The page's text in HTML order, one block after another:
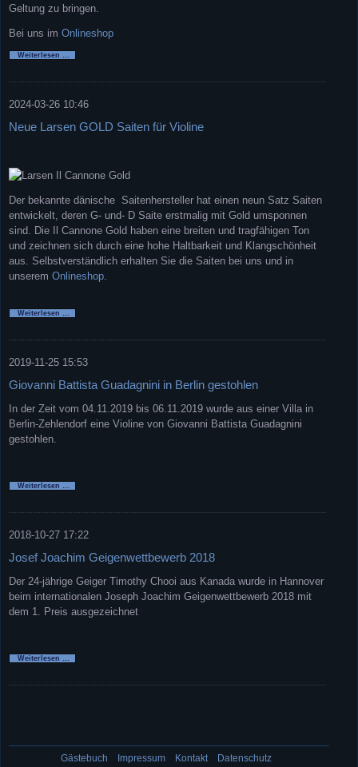
Geltung zu bringen.
Bei uns im Onlineshop
Weiterlesen …
2024-03-26 10:46
Neue Larsen GOLD Saiten für Violine
Der bekannte dänische Saitenhersteller hat einen neun Satz Saiten
entwickelt, deren G- und- D Saite erstmalig mit Gold umsponnen
sind. Die Il Cannone Gold haben eine breiten und tragfähigen Ton
und zeichnen sich durch eine hohe Haltbarkeit und Klangschönheit
aus. Selbstverständlich erhalten Sie die Saiten bei uns und in
unserem Onlineshop
Weiterlesen …
2019-11-25 15:53
Giovanni Battista Guadagnini in Berlin gestohlen
In der Zeit vom 04.11.2019 bis 06.11.2019 wurde aus einer Villa in
Berlin-Zehlendorf eine Violine von Giovanni Battista Guadagnini
gestohlen.
Weiterlesen …
2018-10-27 17:22
Josef Joachim Geigenwettbewerb 2018
Der 24-jährige Geiger Timothy Chooi aus Kanada wurde in Hannover
beim internationalen Joseph Joachim Geigenwettbewerb 2018 mit
dem 1. Preis ausgezeichnet
Weiterlesen …
überspringenGästebuch Impressum Kontakt Datenschutz